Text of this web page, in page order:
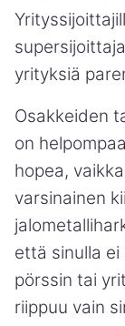
yrityksiä
Osakkeiden
on
hopea,
varsinainen
että sinulla
pörssin tai
riippuu vain